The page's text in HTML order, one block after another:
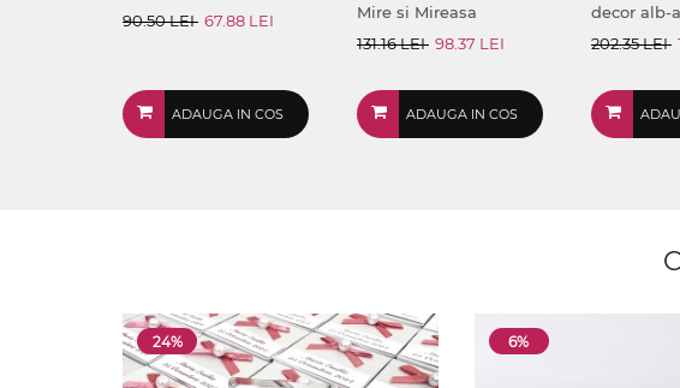
90.50 LEI 67.88 LEI
ADAUGA IN COS
Mire si Mireasa
131.16 LEI 98.37 LEI
ADAUGA IN COS
decor alb-
202.35 LEI
24% 6%